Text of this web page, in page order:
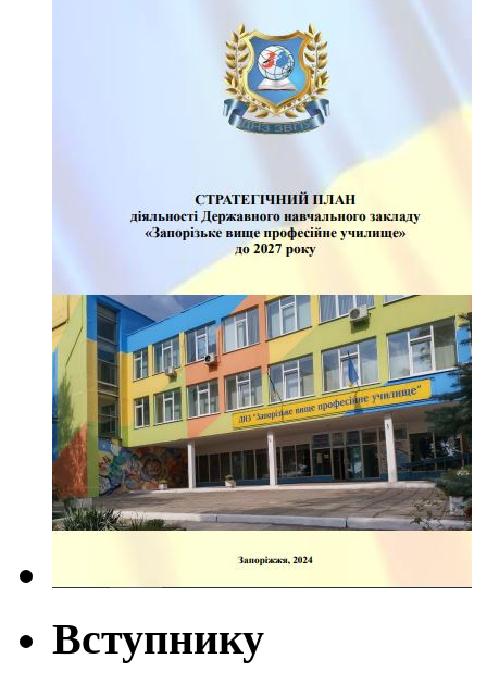
Вступнику